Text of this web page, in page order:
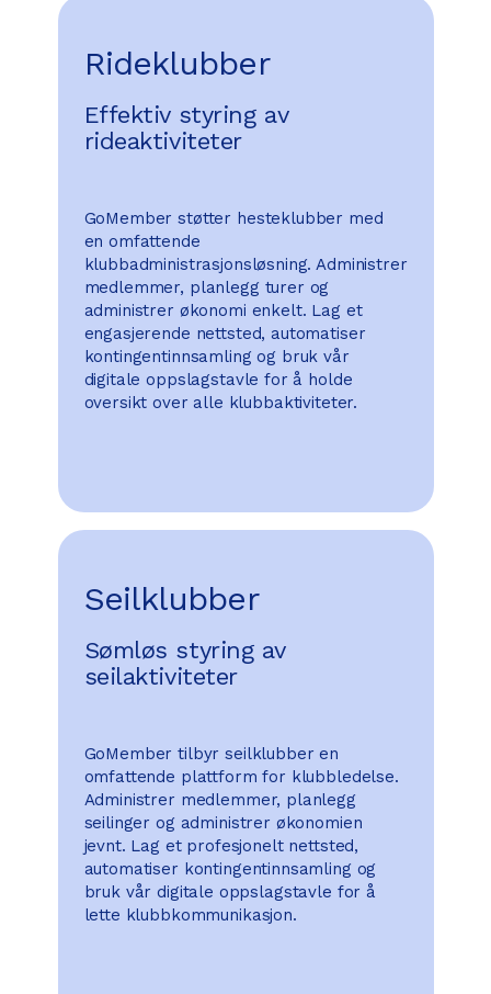
Rideklubber
Effektiv styring av
rideaktiviteter
GoMember støtter hesteklubber med
en omfattende
klubbadministrasjonsløsning. Administrer
medlemmer, planlegg turer og
administrer økonomi enkelt. Lag et
engasjerende nettsted, automatiser
kontingentinnsamling og bruk vår
digitale oppslagstavle for å holde
oversikt over alle klubbaktiviteter.
Seilklubber
Sømløs styring av
seilaktiviteter
GoMember tilbyr seilklubber en
omfattende plattform for klubbledelse.
Administrer medlemmer, planlegg
seilinger og administrer økonomien
jevnt. Lag et profesjonelt nettsted,
automatiser kontingentinnsamling og
bruk vår digitale oppslagstavle for å
lette klubbkommunikasjon.